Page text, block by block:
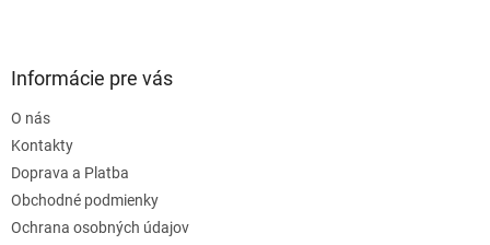
Informácie pre vás
O nás
Kontakty
Doprava a Platba
Obchodné podmienky
Ochrana osobných údajov